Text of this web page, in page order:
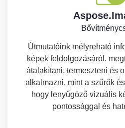
Útmutatóink mélyreható
képek feldolgozásáról.
átalakítani, termeszteni és
alkalmazni, mint a szűrők
hogy lenyűgöző vizuális
pontossággal és